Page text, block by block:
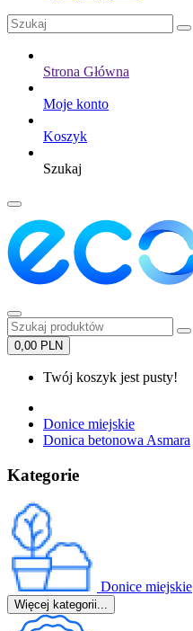
Strona Główna
Moje konto
Koszyk
Szukaj
0,00 PLN
Twój koszyk jest pusty!
Donice miejskie
Donica betonowa Asmara
Kategorie
Donice miejskie
Więcej kategorii...